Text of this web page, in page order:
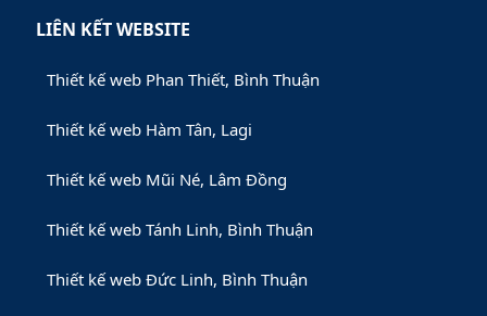
LIÊN KẾT WEBSITE
Thiết kế web Phan Thiết, Bình Thuận
Thiết kế web Hàm Tân, Lagi
Thiết kế web Mũi Né, Lâm Đồng
Thiết kế web Tánh Linh, Bình Thuận
Thiết kế web Đức Linh, Bình Thuận